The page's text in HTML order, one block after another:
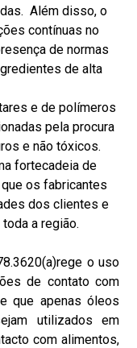
Além disso, o
contínuas no
de normas
de alta
e de polímeros
pela procura
e não tóxicos.
fortecadeia de
os fabricantes
dos clientes e
a região.
rege o uso
de contato com
que apenas óleos
utilizados em
com alimentos,